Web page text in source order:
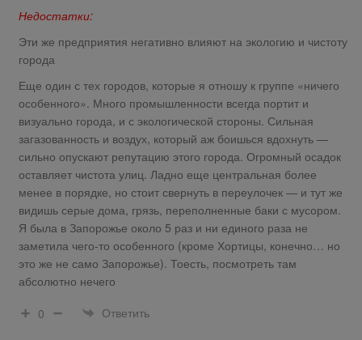
Недостатки:
Эти же предприятия негативно влияют на экологию и чистоту
города
Еще один с тех городов, которые я отношу к группе «ничего
особенного». Много промышленности всегда портит и
визуально города, и с экологической стороны. Сильная
загазованность и воздух, который аж боишься вдохнуть —
сильно опускают репутацию этого города. Огромный осадок
оставляет чистота улиц. Ладно еще центральная более
менее в порядке, но стоит свернуть в переулочек — и тут же
видишь серые дома, грязь, переполненные баки с мусором.
Я была в Запорожье около 5 раз и ни единого раза не
заметила чего-то особенного (кроме Хортицы, конечно… но
это же не само Запорожье). Тоесть, посмотреть там
абсолютно нечего
0
Ответить